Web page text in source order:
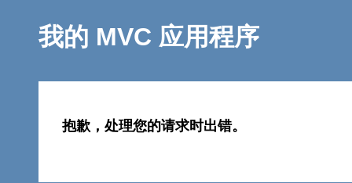
我的 MVC 应用程序
抱歉，处理您的请求时出错。